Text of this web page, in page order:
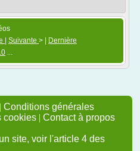
Suivante > |
Dernière
...
| Conditions générales
cookies | Contact à propos
site, voir l'article 4 des